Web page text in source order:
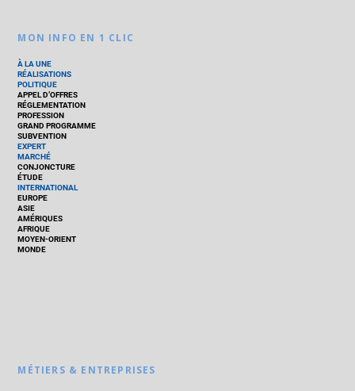
MON INFO EN 1 CLIC
À LA UNE
RÉALISATIONS
POLITIQUE
APPEL D’OFFRES
RÉGLEMENTATION
PROFESSION
GRAND PROGRAMME
SUBVENTION
EXPERT
MARCHÉ
CONJONCTURE
ÉTUDE
INTERNATIONAL
EUROPE
ASIE
AMÉRIQUES
AFRIQUE
MOYEN-ORIENT
MONDE
MÉTIERS & ENTREPRISES